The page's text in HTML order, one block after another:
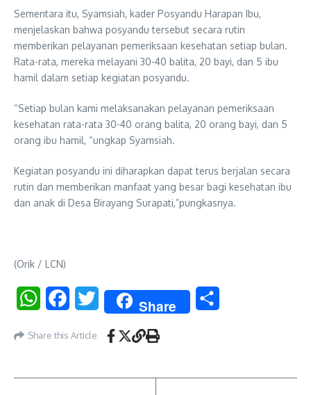
Sementara itu, Syamsiah, kader Posyandu Harapan Ibu,
menjelaskan bahwa posyandu tersebut secara rutin
memberikan pelayanan pemeriksaan kesehatan setiap bulan.
Rata-rata, mereka melayani 30-40 balita, 20 bayi, dan 5 ibu
hamil dalam setiap kegiatan posyandu.
“Setiap bulan kami melaksanakan pelayanan pemeriksaan
kesehatan rata-rata 30-40 orang balita, 20 orang bayi, dan 5
orang ibu hamil, “ungkap Syamsiah.
Kegiatan posyandu ini diharapkan dapat terus berjalan secara
rutin dan memberikan manfaat yang besar bagi kesehatan ibu
dan anak di Desa Birayang Surapati,”pungkasnya.
(Orik / LCN)
WhatsAppFacebookTwitter Share
Share this Article